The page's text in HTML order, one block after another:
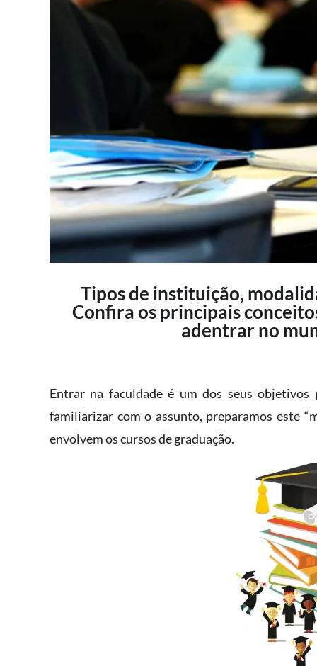
Tipos de instituição,
Confira os principais
adentrar no
Entrar na faculdade é um dos seus objetivos
familiarizar com o assunto, preparamos este
envolvem os cursos de graduação.